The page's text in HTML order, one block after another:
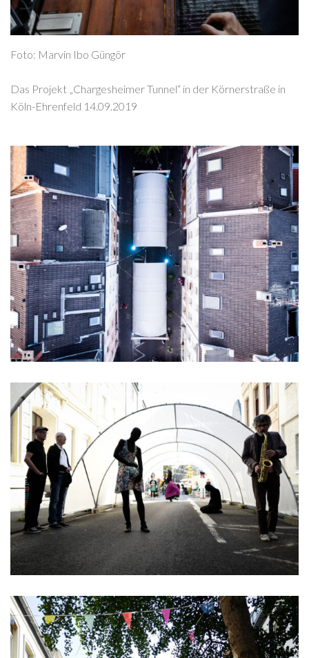
Foto: Marvin Ibo Güngör
Das Projekt „Chargesheimer Tunnel“ in der Körnerstraße in
Köln-Ehrenfeld 14.09.2019